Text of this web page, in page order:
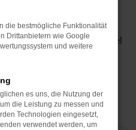
historischen
eine Mischung aus
und hat sich das Ziel
über Elektrofahrzeuge
die bestmögliche Funktionalität
Drittanbietern wie Google
und weitere
es uns, die Nutzung der
die Leistung zu messen und
Technologien eingesetzt,
verwendet werden, um